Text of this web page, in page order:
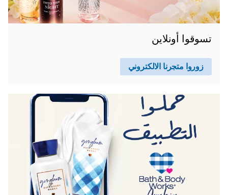
تسوقوا أونلاين
زوروا متجرنا الالكتروني